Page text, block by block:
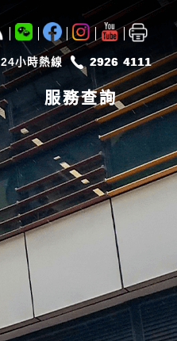
24小時熱線 2926 4111
服務查詢